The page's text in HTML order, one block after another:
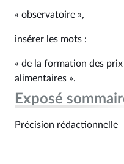
« observatoire »,
insérer les mots :
« de la formation des
alimentaires ».
Exposé
Précision rédactionnelle